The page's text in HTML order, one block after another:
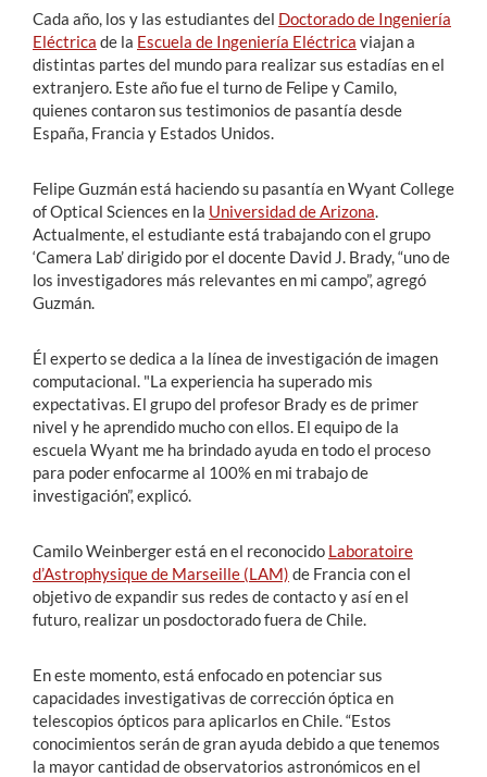
Cada año, los y las estudiantes del Doctorado de Ingeniería
Eléctrica de la Escuela de Ingeniería Eléctrica viajan a
distintas partes del mundo para realizar sus estadías en el
extranjero. Este año fue el turno de Felipe y Camilo,
quienes contaron sus testimonios de pasantía desde
España, Francia y Estados Unidos.
Felipe Guzmán está haciendo su pasantía en Wyant College
of Optical Sciences en la Universidad de Arizona
Actualmente, el estudiante está trabajando con el grupo
‘Camera Lab’ dirigido por el docente David J. Brady, “uno de
los investigadores más relevantes en mi campo”, agregó
Guzmán.
Él experto se dedica a la línea de investigación de imagen
computacional. "La experiencia ha superado mis
expectativas. El grupo del profesor Brady es de primer
nivel y he aprendido mucho con ellos. El equipo de la
escuela Wyant me ha brindado ayuda en todo el proceso
para poder enfocarme al 100% en mi trabajo de
investigación”, explicó.
Camilo Weinberger está en el reconocido Laboratoire
d’Astrophysique de Marseille (LAM) de Francia con el
objetivo de expandir sus redes de contacto y así en el
futuro, realizar un posdoctorado fuera de Chile.
En este momento, está enfocado en potenciar sus
capacidades investigativas de corrección óptica en
telescopios ópticos para aplicarlos en Chile. “Estos
conocimientos serán de gran ayuda debido a que tenemos
la mayor cantidad de observatorios astronómicos en el